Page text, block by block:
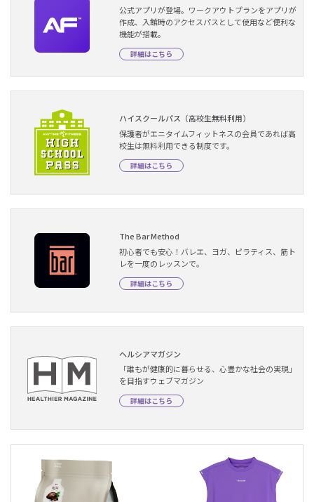
公式アプリが登場。ワークアウトプランをアプリが
作成、入館時のアクセスパスとして使用など便利な
機能が搭載。
詳細はこちら
ハイスクールパス（高校生無料利用）
保護者がエニタイムフィットネスの会員であれば高
校生は無料利用できる制度です。
詳細はこちら
The Bar Method
初心者でも安心！バレエ、ヨガ、ピラティス、筋ト
レを一度のレッスンで。
詳細はこちら
ヘルシアマガジン
「誰もが健康的に暮らせる、心豊かな社会の実現」
を目指すウェブマガジン
詳細はこちら